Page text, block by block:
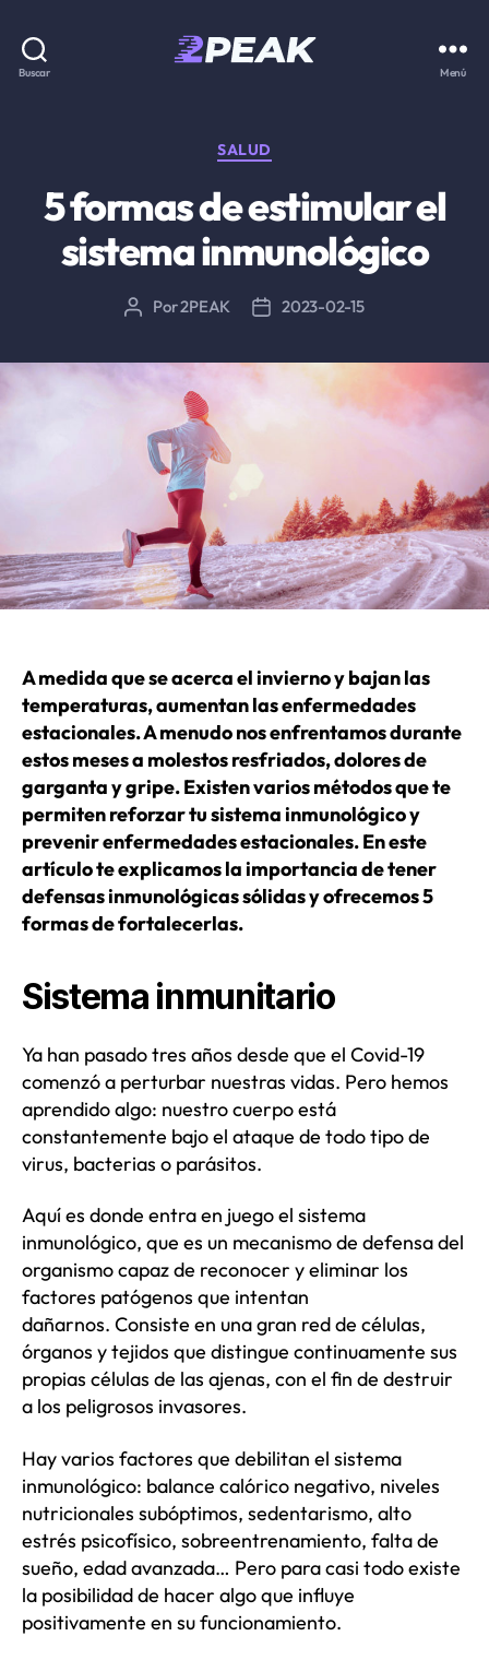
Buscar Menú
Categorías
SALUD
5 formas de estimular el
sistema inmunológico
Autor
Por2PEAK
Fecha
entrada
2023-02-15
A medida que se acerca el invierno y bajan las
temperaturas, aumentan las enfermedades
estacionales. A menudo nos enfrentamos durante
estos meses a molestos resfriados, dolores de
garganta y gripe. Existen varios métodos que te
permiten reforzar tu sistema inmunológico y
prevenir enfermedades estacionales. En este
artículo te explicamos la importancia de tener
defensas inmunológicas sólidas y ofrecemos 5
formas de fortalecerlas.
Sistema inmunitario
Ya han pasado tres años desde que el Covid-19
comenzó a perturbar nuestras vidas. Pero hemos
aprendido algo: nuestro cuerpo está
constantemente bajo el ataque de todo tipo de
virus, bacterias o parásitos.
Aquí es donde entra en juego el sistema
inmunológico, que es un mecanismo de defensa del
organismo capaz de reconocer y eliminar los
factores patógenos que intentan
dañarnos. Consiste en una gran red de células,
órganos y tejidos que distingue continuamente sus
propias células de las ajenas, con el fin de destruir
a los peligrosos invasores.
Hay varios factores que debilitan el sistema
inmunológico: balance calórico negativo, niveles
nutricionales subóptimos, sedentarismo, alto
estrés psicofísico, sobreentrenamiento, falta de
sueño, edad avanzada… Pero para casi todo existe
la posibilidad de hacer algo que influye
positivamente en su funcionamiento.